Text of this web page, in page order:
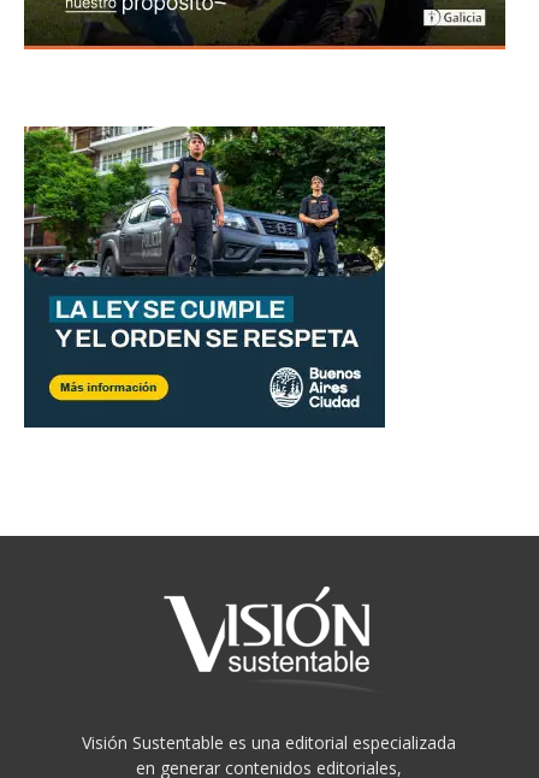
Visión Sustentable es una editorial especializada
en generar contenidos editoriales,